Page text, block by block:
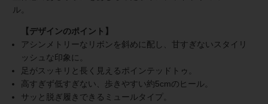
ル。
アシンメトリーなリボンを斜めに配し、甘すぎないスタイリ
ッシュな印象に。
足がスッキリと長く見えるポインテッドトゥ。
高すぎず低すぎない、歩きやすい約5cmのヒール。
サッと脱ぎ履きできるミュールタイプ。